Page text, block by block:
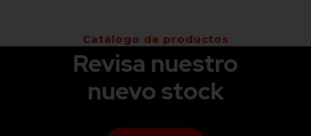
Catálogo de productos
Revisa nuestro
nuevo stock